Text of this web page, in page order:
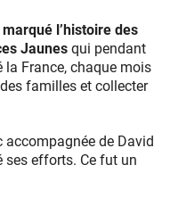
l’histoire des
Jaunes qui pendant
France, chaque mois
familles et collecter
accompagnée de David
ses efforts. Ce fut un